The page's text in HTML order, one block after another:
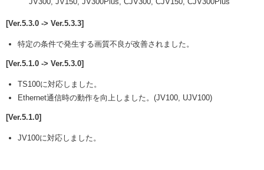
[Ver.5.3.0 -> Ver.5.3.3]
特定の条件で発生する画質不良が改善されました。
[Ver.5.1.0 -> Ver.5.3.0]
TS100に対応しました。
Ethernet通信時の動作を向上しました。(JV100, UJV100)
[Ver.5.1.0]
JV100に対応しました。